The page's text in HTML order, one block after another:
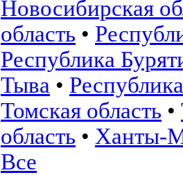
Новосибирская
область •
Республика
Тыва •
Томская область •
область • Ханты-
Все